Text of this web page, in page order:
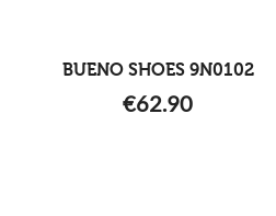
BUENO SHOES 9N0102
€62.90